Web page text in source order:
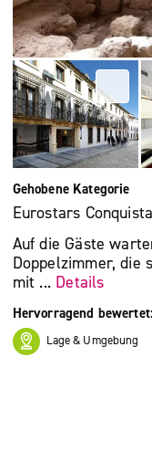
Gehobene Kategorie
Eurostars
Auf die Gäste
Doppelzimmer, die
mit ... Details
Hervorragend bewertet:
Lage & Umgebung